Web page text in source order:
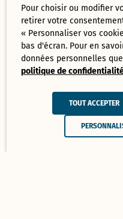
Pour choisir ou modifier
retirer votre
« Personnaliser vos
bas d'écran. Pour en
données personnelles
politique de
TOUT ACCEPTER